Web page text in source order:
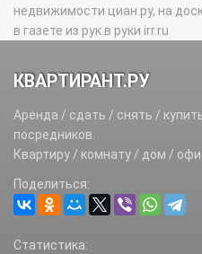
недвижимости циан.ру, на
в газете из рук в руки irr.ru
КВАРТИРАНТ.РУ
Аренда / сдать / снять /
посредников.
Квартиру / комнату / дом /
Поделиться:
Статистика: